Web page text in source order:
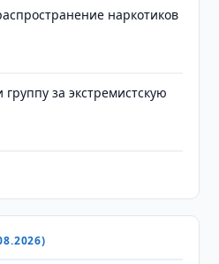
наркотиков
за экстремистскую